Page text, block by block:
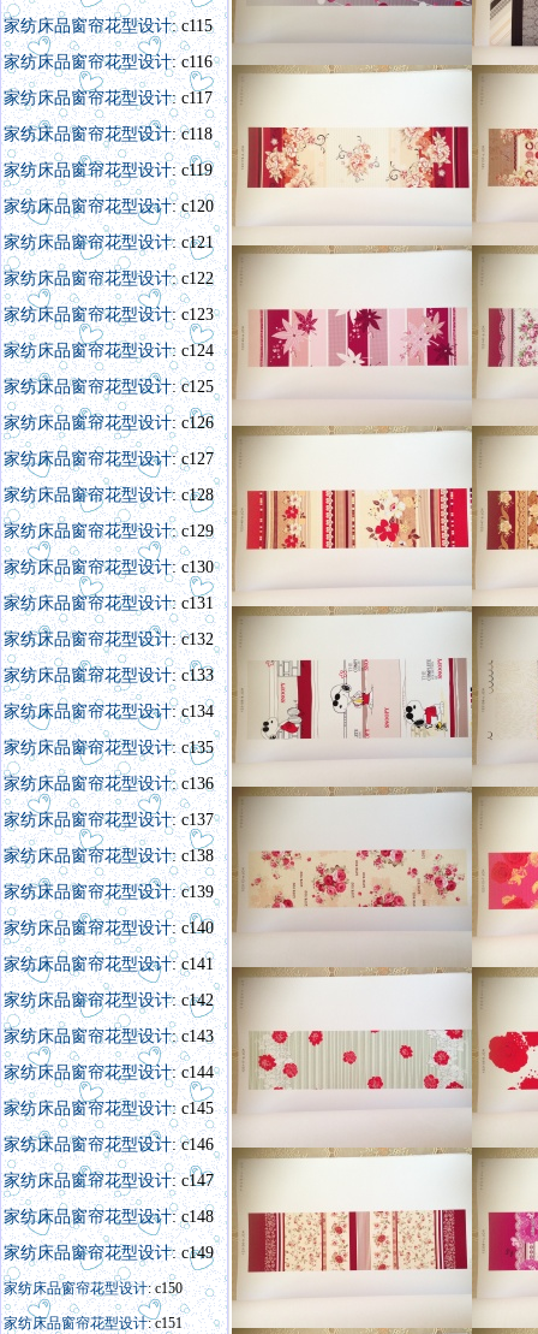
家纺床品窗帘花型设计: c115
家纺床品窗帘花型设计: c116
家纺床品窗帘花型设计: c117
家纺床品窗帘花型设计: c118
家纺床品窗帘花型设计: c119
家纺床品窗帘花型设计: c120
家纺床品窗帘花型设计: c121
家纺床品窗帘花型设计:c122
家纺床品窗帘花型设计: c123
家纺床品窗帘花型设计: c124
家纺床品窗帘花型设计: c125
家纺床品窗帘花型设计: c126
家纺床品窗帘花型设计: c127
家纺床品窗帘花型设计: c128
家纺床品窗帘花型设计: c129
家纺床品窗帘花型设计: c130
家纺床品窗帘花型设计: c131
家纺床品窗帘花型设计: c132
家纺床品窗帘花型设计: c133
家纺床品窗帘花型设计: c134
家纺床品窗帘花型设计: c135
家纺床品窗帘花型设计: c136
家纺床品窗帘花型设计: c137
家纺床品窗帘花型设计: c138
家纺床品窗帘花型设计:c139
家纺床品窗帘花型设计: c140
家纺床品窗帘花型设计: c141
家纺床品窗帘花型设计: c142
家纺床品窗帘花型设计: c143
家纺床品窗帘花型设计: c144
家纺床品窗帘花型设计: c145
家纺床品窗帘花型设计: c146
家纺床品窗帘花型设计: c147
家纺床品窗帘花型设计: c148
家纺床品窗帘花型设计: c149
家纺床品窗帘花型设计: c150
家纺床品窗帘花型设计: c151